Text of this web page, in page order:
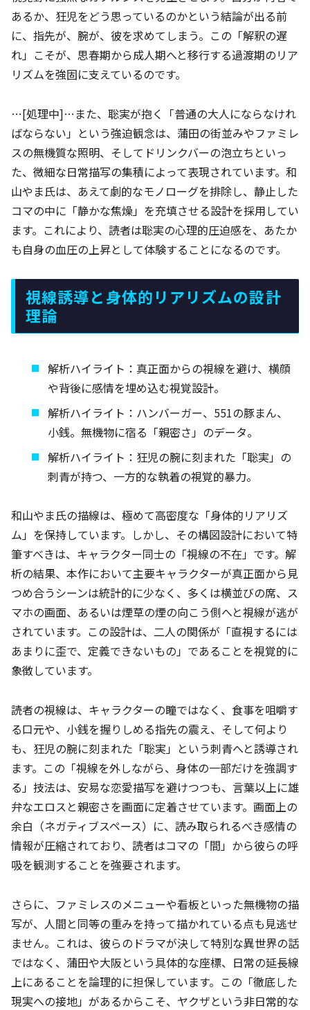
あるか、狂児をどう思っているのかという結論が出る前
に、指先が、腕が、彼を求めてしまう。この「解釈の遅
れ」こそが、思春期から成人期へと移行する過渡期のリア
リズムを強固に支えているのです。
…[処理中]…また、聡実が抱く「普通の大人にならなけれ
ばならない」という強迫観念は、蒲田の街並みやファミレ
スの無機質な照明、そしてドリンクバーの泡立ちといっ
た、微細な日常描写の集積によって表現されています。和
山やま氏は、あえて劇的なモノローグを排除し、静止した
コマの中に「静かな焦燥」を充填させる設計を採用してい
ます。これにより、読者は聡実の心理的圧迫感を、あたか
も自身の血圧の上昇として体験することになるのです。
視線誘導と身体的リアリズムの設計
理論
解析ハイライト：真正面からの視線を避け、横顔
や背後に感情を埋め込む視覚設計。
解析ハイライト：ハンバーガー、551の豚まん、
小銭。無機物に宿る「親密さ」のデータ。
解析ハイライト：狂児の腕に刻まれた「聡実」の
刺青が持つ、一方的な執着の視覚的暴力。
和山やま氏の描線は、極めて高密度な「身体的リアリズ
ム」を保持しています。しかし、その構図設計において特
筆すべきは、キャラクター同士の「視線の不在」です。解
析の結果、本作において主要キャラクターが真正面から見
つめ合うシーンは統計的に少なく、多くは横並びの席、ス
マホの画面、あるいは煙草の煙の向こう側へと視線が逃が
されています。この設計は、二人の関係が「直視するには
あまりに歪で、定義できないもの」であることを視覚的に
象徴しています。
読者の視線は、キャラクターの瞳ではなく、食事を咀嚼す
る口元や、小銭を握りしめる指先の震え、そして何より
も、狂児の腕に刻まれた「聡実」という刺青へと誘導され
ます。この「視線を外しながら、身体の一部だけを強調す
る」技法は、安易な恋愛描写を避けつつも、言葉以上に雄
弁なエロスと親密さを画面に定着させています。画面上の
余白（ネガティブスペース）に、読み取られるべき感情の
情報が圧縮されており、読者はコマの「間」から彼らの呼
吸を観測することを強要されます。
さらに、ファミレスのメニューや看板といった無機物の描
写が、人間と同等の重みを持って描かれている点も見逃せ
ません。これは、彼らのドラマが決して特別な異世界の話
ではなく、蒲田や大阪という具体的な座標、日常の延長線
上にあることを論理的に担保しています。この「徹底した
現実への接地」があるからこそ、ヤクザという非日常的な